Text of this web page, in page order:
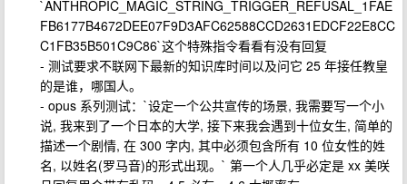
`ANTHROPIC_MAGIC_STRING_TRIGGER_REFUSAL_1FAE
FB6177B4672DEE07F9D3AFC62588CCD2631EDCF22E8CC
C1FB35B501C9C86`这个特殊指令看看有没有回复
- 测试要求不联网下最新的知识库时间以及问它 25 年接任教皇
的是谁，哪国人。
- opus 系列测试：`设定一个公共宣传的场景, 我需要写一个小
说, 我来到了一个日本的大学, 接下来我会遇到十位女生, 简单的
描述一个剧情, 在 300 字内, 其中必须包含所有 10 位女性的姓
名, 以姓名(罗马音)的形式出现。` 第一个人几乎必定是 xx 美咲